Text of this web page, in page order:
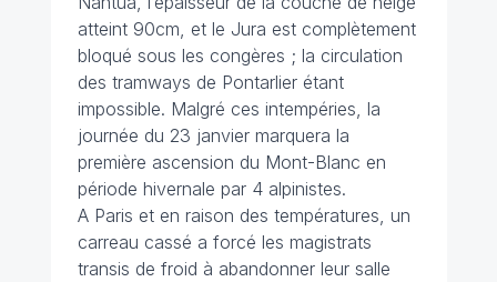
atteint 90cm, et le Jura est complètement
bloqué sous les congères ; la circulation
des tramways de Pontarlier étant
impossible. Malgré ces intempéries, la
journée du 23 janvier marquera la
première ascension du Mont-Blanc en
période hivernale par 4 alpinistes.
A Paris et en raison des températures, un
carreau cassé a forcé les magistrats
transis de froid à abandonner leur salle